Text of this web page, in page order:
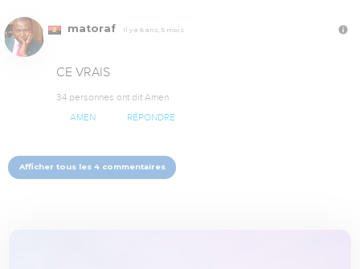
matoraf Il y a 8 ans, 5 mois
CE VRAIS
34 personnes ont dit Amen
AMEN RÉPONDRE
Afficher tous les 4 commentaires